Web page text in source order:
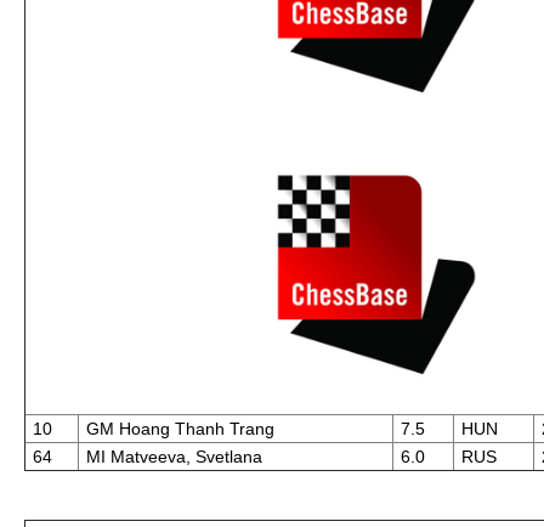
10 GM Hoang Thanh Trang 7.5 HUN
64
MI Matveeva, Svetlana 6.0 RUS